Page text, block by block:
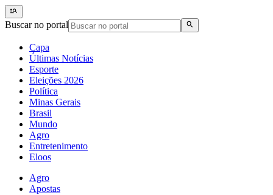
Buscar no portal
Capa
Últimas Notícias
Esporte
Eleições 2026
Política
Minas Gerais
Brasil
Mundo
Agro
Entretenimento
Eloos
Agro
Apostas